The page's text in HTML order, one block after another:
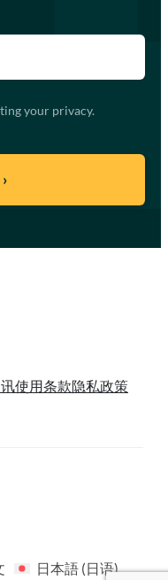
your privacy.
使用条款隐私政策
日本語(日语)